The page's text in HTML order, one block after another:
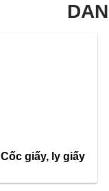
Cốc giấy, ly giấy